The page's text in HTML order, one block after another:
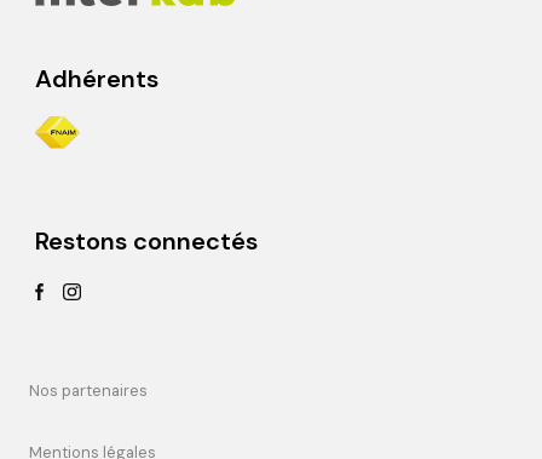
Adhérents
Restons connectés
Nos partenaires
Mentions légales